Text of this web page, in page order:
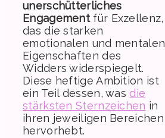
unerschütterliches
Engagementfür Exzellenz,
das die starken
emotionalen und mentalen
Eigenschaften des
Widders widerspiegelt.
Diese heftige Ambition ist
ein Teil dessen, was die
stärksten Sternzeichen in
ihren jeweiligen Bereichen
hervorhebt.